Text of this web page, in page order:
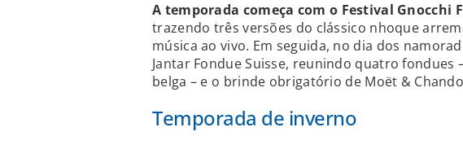
A temporada começa com o Festival Gnocchi
trazendo três versões do clássico nhoque
música ao vivo. Em seguida, no dia dos
Jantar Fondue Suisse, reunindo quatro
belga – e o brinde obrigatório de Moët &
Temporada de inverno